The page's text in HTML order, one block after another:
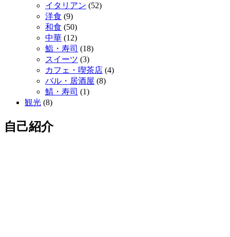
イタリアン (52)
洋食 (9)
和食 (50)
中華 (12)
鮨・寿司 (18)
スイーツ (3)
カフェ・喫茶店 (4)
バル・居酒屋 (8)
鯖・寿司 (1)
観光 (8)
自己紹介